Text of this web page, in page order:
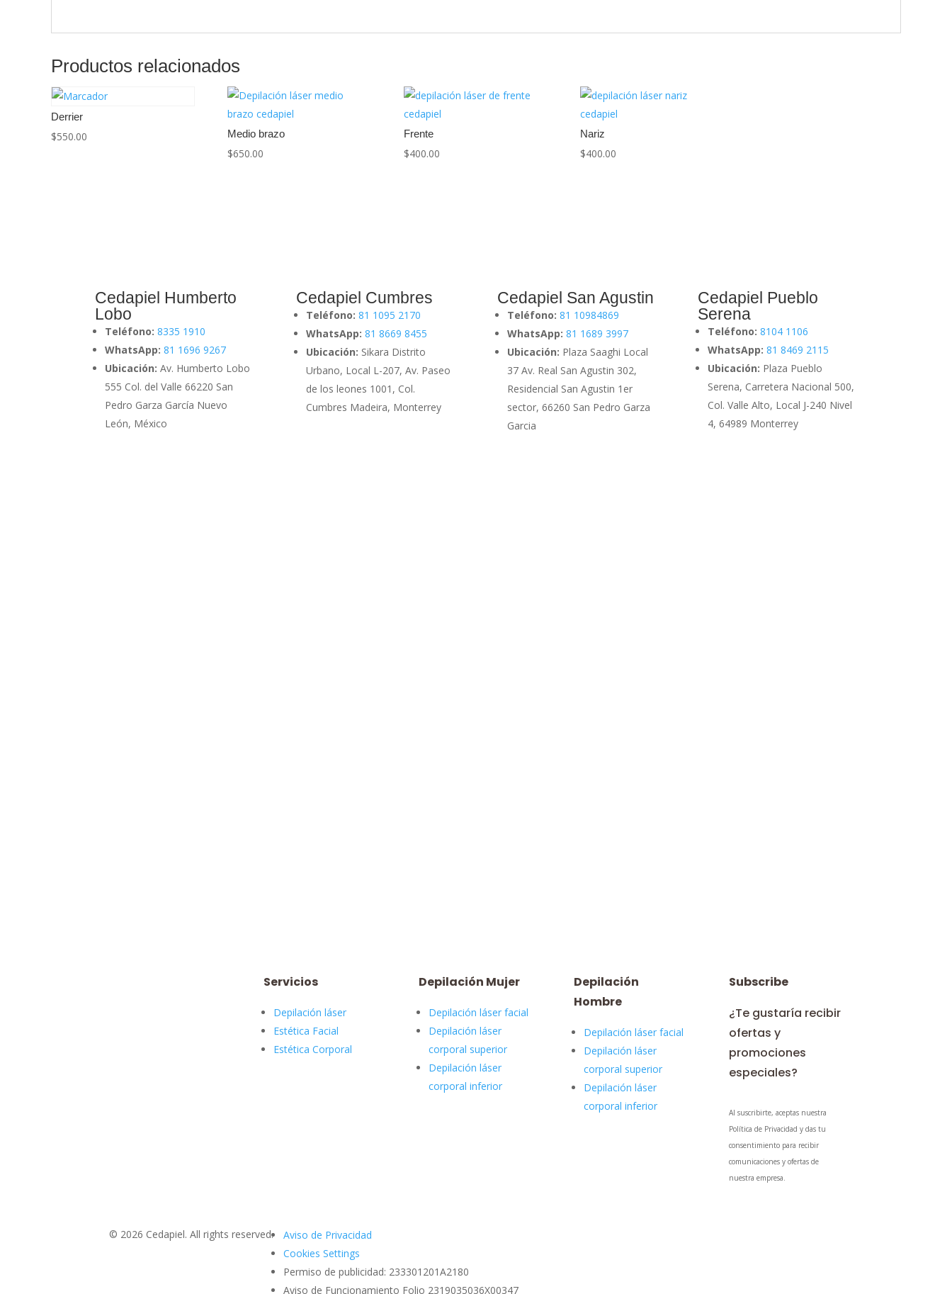
Productos relacionados
Derrier
$550.00 Medio brazo
$650.00
Frente
$400.00
Nariz
$400.00
Cedapiel Humberto
Lobo
Teléfono:8335 1910
WhatsApp:81 1696 9267
Ubicación:Av. Humberto Lobo
555 Col. del Valle 66220 San
Pedro Garza García Nuevo
León, México
Cedapiel Cumbres
Teléfono: 81 1095 2170
WhatsApp: 81 8669 8455
Ubicación: Sikara Distrito
Urbano, Local L-207, Av. Paseo
de los leones 1001, Col.
Cumbres Madeira, Monterrey
Cedapiel San Agustin
Teléfono: 81 10984869
WhatsApp: 81 1689 3997
Ubicación: Plaza Saaghi Local
37 Av. Real San Agustin 302,
Residencial San Agustin 1er
sector, 66260 San Pedro Garza
Garcia
Cedapiel Pueblo
Serena
Teléfono:8104 1106
WhatsApp:81 8469 2115
Ubicación: Plaza Pueblo
Serena, Carretera Nacional 500,
Col. Valle Alto, Local J-240 Nivel
4, 64989 Monterrey
Servicios
Depilación láser
Estética Facial
Estética Corporal
Depilación Mujer
Depilación láser facial
Depilación láser
corporal superior
Depilación láser
corporal inferior
Depilación
Hombre
Depilación láser facial
Depilación láser
corporal superior
Depilación láser
corporal inferior
Subscribe
¿Te gustaría recibir
ofertas y
promociones
especiales?
Al suscribirte, aceptas nuestra
Política de Privacidad y das tu
consentimiento para recibir
comunicaciones y ofertas de
nuestra empresa.
© 2026 Cedapiel. All rights reserved.
Aviso de Privacidad
Cookies Settings
Permiso de publicidad: 233301201A2180
Aviso de Funcionamiento Folio 2319035036X00347